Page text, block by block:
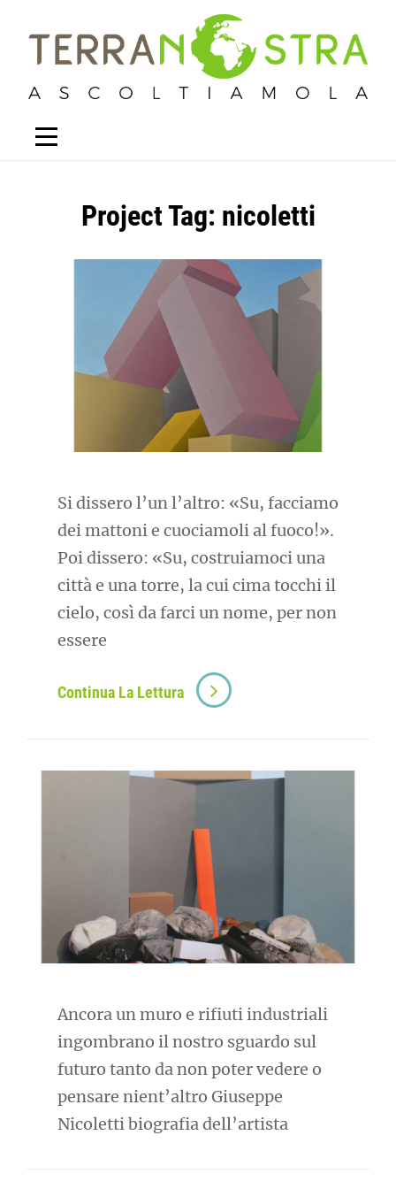
Project Tag: nicoletti
Si dissero l’un l’altro: «Su, facciamo
dei mattoni e cuociamoli al fuoco!».
Poi dissero: «Su, costruiamoci una
città e una torre, la cui cima tocchi il
cielo, così da farci un nome, per non
essere
Continua La Lettura
Ancora un muro e rifiuti industriali
ingombrano il nostro sguardo sul
futuro tanto da non poter vedere o
pensare nient’altro Giuseppe
Nicoletti biografia dell’artista